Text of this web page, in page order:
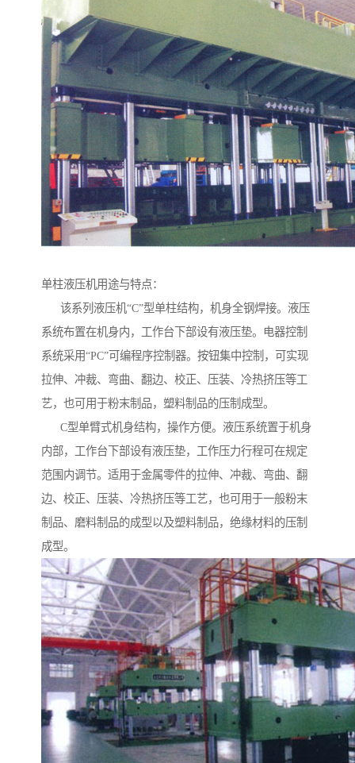
单柱液压机用途与特点：
该系列液压机“C”型单柱结构，机身全钢焊接。液压
系统布置在机身内，工作台下部设有液压垫。电器控制
系统采用“PC”可编程序控制器。按钮集中控制，可实现
拉伸、冲裁、弯曲、翻边、校正、压装、冷热挤压等工
艺，也可用于粉末制品，塑料制品的压制成型。
C型单臂式机身结构，操作方便。液压系统置于机身
内部，工作台下部设有液压垫，工作压力行程可在规定
范围内调节。适用于金属零件的拉伸、冲裁、弯曲、翻
边、校正、压装、冷热挤压等工艺，也可用于一般粉末
制品、磨料制品的成型以及塑料制品，绝缘材料的压制
成型。